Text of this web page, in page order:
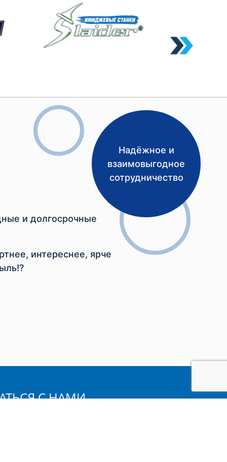
и долгосрочные
интереснее, ярче
Надёжное и
взаимовыгодное
сотрудничество
С НАМИ